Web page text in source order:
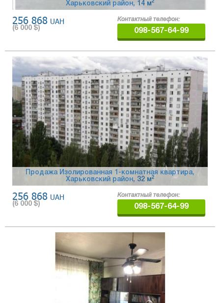
Харьковский район, 14 м2
256 868 UAH
(6 000 $)
Контактный телефон:
098-567-64-99
Продажа Изолированная 1-комнатная квартира,
Харьковский район , 32 м 2
256 868 UAH
(6 000 $)
Контактный телефон:
098-567-64-99